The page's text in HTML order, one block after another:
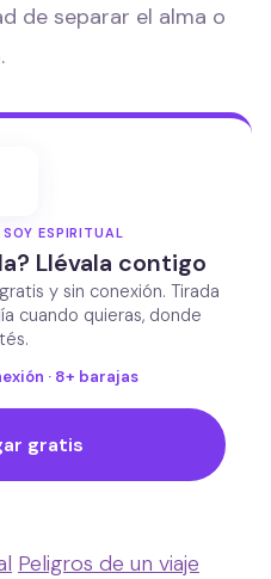
de separar el alma o
ESPIRITUAL
Llévala contigo
y sin conexión. Tirada
cuando quieras, donde
· 8+ barajas
gratis
Peligros de un viaje